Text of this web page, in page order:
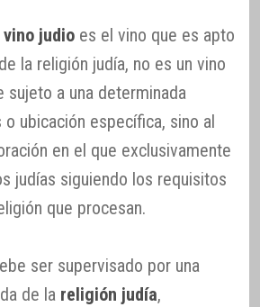
judio es el vino que es apto
la religión judía, no es un vino
sujeto a una determinada
ubicación específica, sino al
en el que exclusivamente
judías siguiendo los requisitos
que procesan.
ser supervisado por una
de la religión judía,